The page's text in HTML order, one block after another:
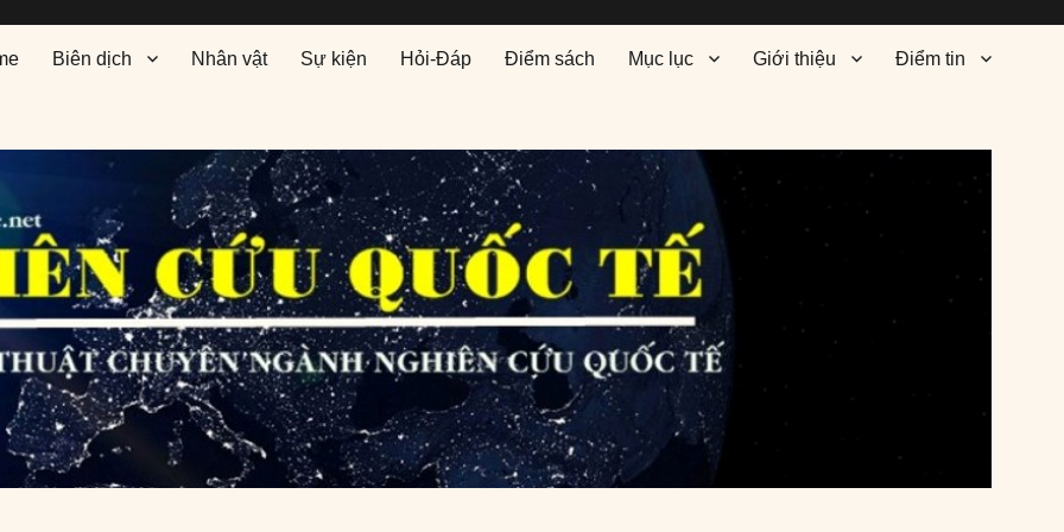
Biên dịch Nhân vật Sự kiện Hỏi-Đáp Điểm sách Mục lục Giới thiệu Điểm tin